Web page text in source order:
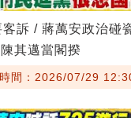
訴 / 蔣萬安政治碰
其邁當閣揆
間：2026/07/29